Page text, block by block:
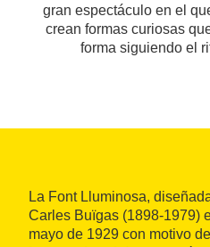
gran espectáculo en el
crean formas curiosas
forma siguiendo el
La Font Lluminosa,
Carles Buïgas (1898-1979)
mayo de 1929 con motivo